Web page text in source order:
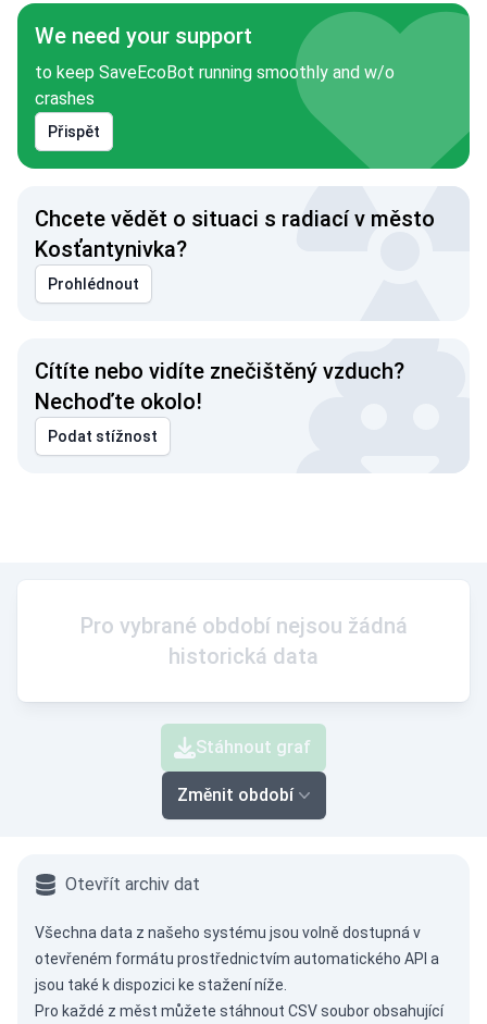
We need your support
to keep SaveEcoBot running smoothly and w/o
crashes
Přispět
Chcete vědět o situaci s radiací v město
Kosťantynivka?
Prohlédnout
Cítíte nebo vidíte znečištěný vzduch?
Nechoďte okolo!
Podat stížnost
Pro vybrané období nejsou žádná
historická data
Stáhnout graf
Změnit období
Otevřít archiv dat
Všechna data z našeho systému jsou volně dostupná v
otevřeném formátu prostřednictvím automatického API a
jsou také k dispozici ke stažení níže.
Pro každé z měst můžete stáhnout CSV soubor obsahující